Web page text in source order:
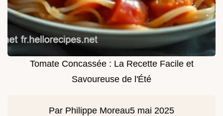
Tomate Concassée : La Recette Facile et
Savoureuse de l'Été
Par Philippe Moreau5 mai 2025